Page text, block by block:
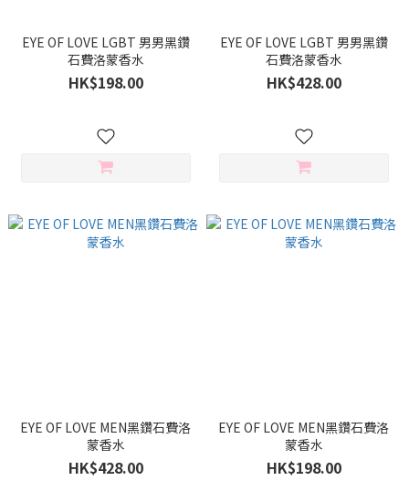
EYE OF LOVE LGBT 男男黑鑽
石費洛蒙香水
HK$198.00
EYE OF LOVE LGBT 男男黑鑽
石費洛蒙香水
HK$428.00
EYE OF LOVE MEN黑鑽石費洛
蒙香水
HK$428.00
EYE OF LOVE MEN黑鑽石費洛
蒙香水
HK$198.00